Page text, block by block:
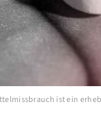
ist ein